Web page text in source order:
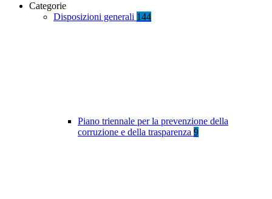
Categorie
Disposizioni generali 144
Piano triennale per la prevenzione della
corruzione e della trasparenza 9